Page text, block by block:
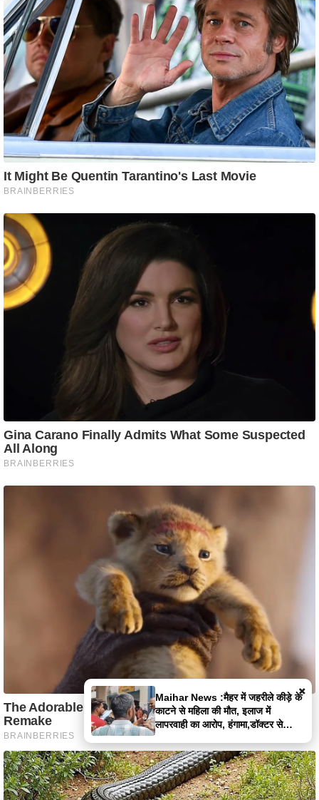
×
Satna News :बोरी में बंद मिली लापता
युवक की लाश, पुलिस पर फूटा लोगों का
गुस्सा,पुलिस पर पथराव